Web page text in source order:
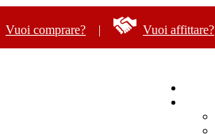
Vuoi comprare? | Vuoi affittare?